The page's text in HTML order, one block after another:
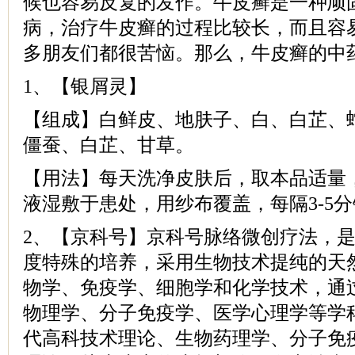
病，治疗牛皮癣的过程比较长，而且容
多朋友们都很苦恼。那么，牛皮癣的中
1、【银屑灵】
【组成】白鲜皮、地肤子、白、白芷
僵蚕、白芷、甘草。
【用法】每天洗净皮肤后，取本品适
液湿敷于患处，用纱布覆盖，每隔3-5
2、【京科号】京科号脉络微创疗法，
度特殊的培养，采用生物技术提纯的天
物学、免疫学、细胞学和化学技术，通
物理学、分子免疫学、医学心理学等学
代高科技术理论、生物药理学、分子免